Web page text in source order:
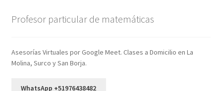
Profesor particular de matemáticas
Asesorías Virtuales por Google Meet. Clases a Domicilio en La
Molina, Surco y San Borja.
WhatsApp +51976438482